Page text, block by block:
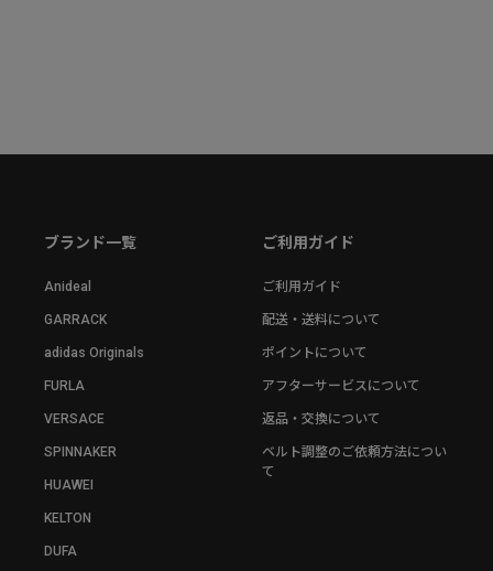
ブランド一覧
Anideal
GARRACK
adidas Originals
FURLA
VERSACE
SPINNAKER
HUAWEI
KELTON
DUFA
ご利用ガイド
ご利用ガイド
配送・送料について
ポイントについて
アフターサービスについて
返品・交換について
ベルト調整のご依頼方法につい
て